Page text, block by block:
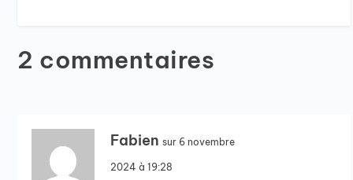
2 commentaires
Fabien sur 6 novembre
2024 à 19:28